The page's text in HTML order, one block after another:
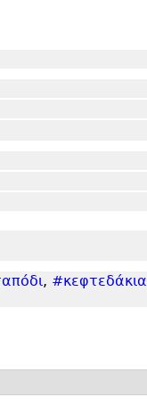
, #κεφτεδάκια